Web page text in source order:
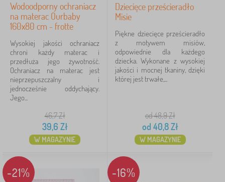
Wodoodporny ochraniacz
na materac Ourbaby
160x80 cm - frotte
Wysokiej jakości ochraniacz
chroni każdy materac i
przedłuża jego żywotność.
Ochraniacz na materac jest
nieprzepuszczalny i
jednocześnie oddychający.
Jego...
46,7Zł
39,6 Zł
W MAGAZYNIE
Dziecięce prześcieradło
Misie
Piękne dziecięce prześcieradło
z motywem misiów,
odpowiednie dla każdego
dziecka. Wykonane z wysokiej
jakości i mocnej tkaniny, dzięki
której jest trwałe,...
od 48,9Zł
od 40,8Zł
W MAGAZYNIE
-21% -16%